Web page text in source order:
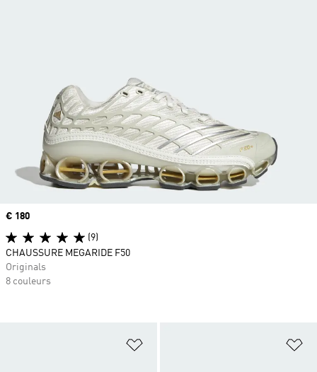
Ajouter à la Liste de produits
Prix
€ 180
(9)
CHAUSSURE MEGARIDE F50
Originals
8 couleurs